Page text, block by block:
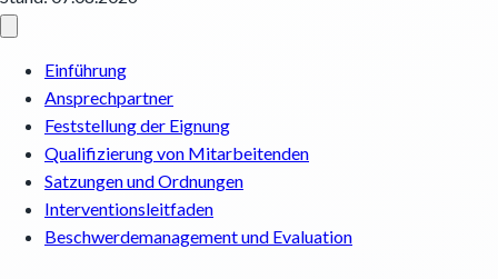
Einführung
Ansprechpartner
Feststellung der Eignung
Qualifizierung von Mitarbeitenden
Satzungen und Ordnungen
Interventionsleitfaden
Beschwerdemanagement und Evaluation